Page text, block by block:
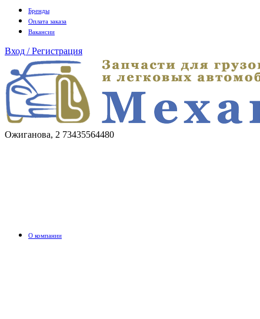
Бренды
Оплата заказа
Вакансии
Вход / Регистрация
Ожиганова, 2 73435564480
О компании